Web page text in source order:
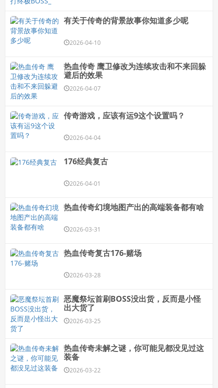
有关于传奇的背景故事你知道多少呢
2026-04-10
热血传奇 鹰卫修改为连续攻击和不来回躲
避后的效果
2026-04-07
传奇游戏，应该有运9这个设置吗？
2026-04-04
176经典复古
2026-04-01
热血传奇幻境地图产出的高端装备都有啥
2026-03-31
热血传奇复古176-赌场
2026-03-28
恶魔祭坛首刷BOSS没出货，反而是小怪
出大货了
2026-03-25
热血传奇未解之谜，你可能见都没见过这
装备
2026-03-22